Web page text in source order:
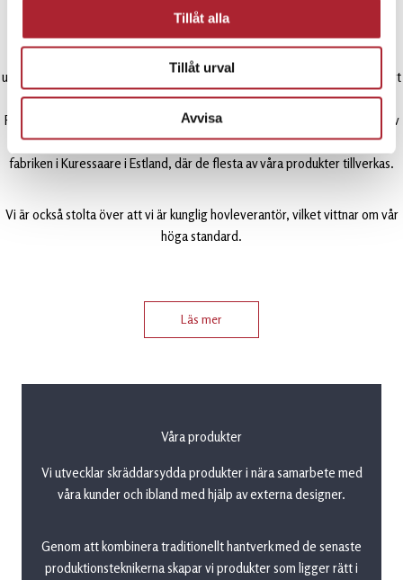
Tillåt alla
Tillåt urval
Avvisa
under en period i historien då Sverige var en militär stormakt i Europa. Vårt
företag har förvaltat vårt hantverks- och kvalitetsarv i över 350 år.
Färdigheter som förts vidare från generation till generation och lärts ut av
mästare till lärjunge. I dag behärskas samma färdigheter av vårt team i
fabriken i Kuressaare i Estland, där de flesta av våra produkter tillverkas.
Vi är också stolta över att vi är kunglig hovleverantör, vilket vittnar om vår
höga standard.
Läs mer
Våra produkter
Vi utvecklar skräddarsydda produkter i nära samarbete med
våra kunder och ibland med hjälp av externa designer.
Genom att kombinera traditionellt hantverk med de senaste
produktionsteknikerna skapar vi produkter som ligger rätt i